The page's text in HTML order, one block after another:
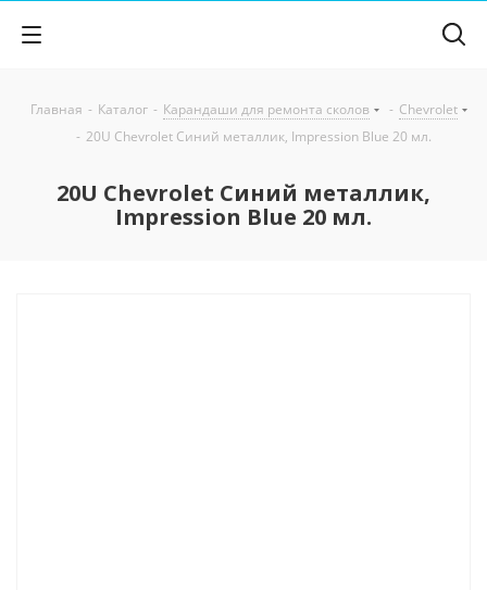
Главная - Каталог - Карандаши для ремонта сколов - Chevrolet
- 20U Chevrolet Синий металлик, Impression Blue 20 мл.
20U Chevrolet Синий металлик,
Impression Blue 20 мл.